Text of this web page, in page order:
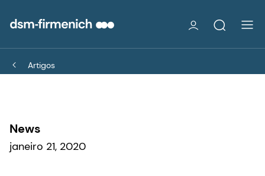
Artigos
News
janeiro 21, 2020